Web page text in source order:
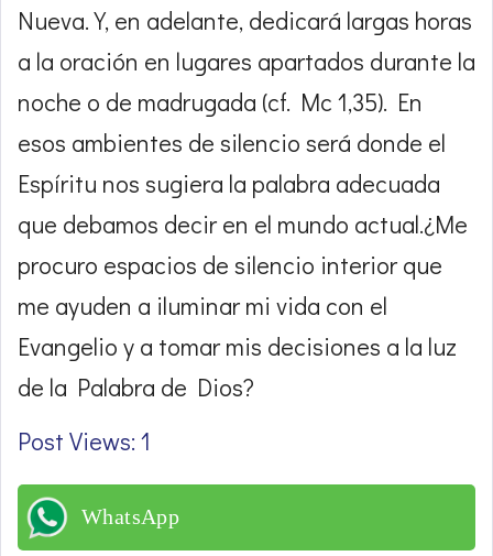
Nueva. Y, en adelante, dedicará largas horas
a la oración en lugares apartados durante la
noche o de madrugada (cf. Mc 1,35). En
esos ambientes de silencio será donde el
Espíritu nos sugiera la palabra adecuada
que debamos decir en el mundo actual.¿Me
procuro espacios de silencio interior que
me ayuden a iluminar mi vida con el
Evangelio y a tomar mis decisiones a la luz
de la Palabra de Dios?
Post Views: 1
WhatsApp